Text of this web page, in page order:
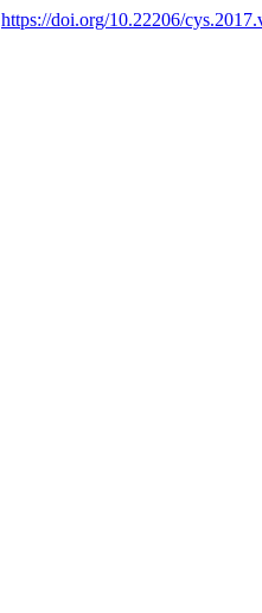
https://doi.org/10.22206/